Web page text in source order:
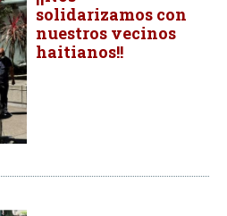
solidarizamos con
nuestros vecinos
haitianos!!